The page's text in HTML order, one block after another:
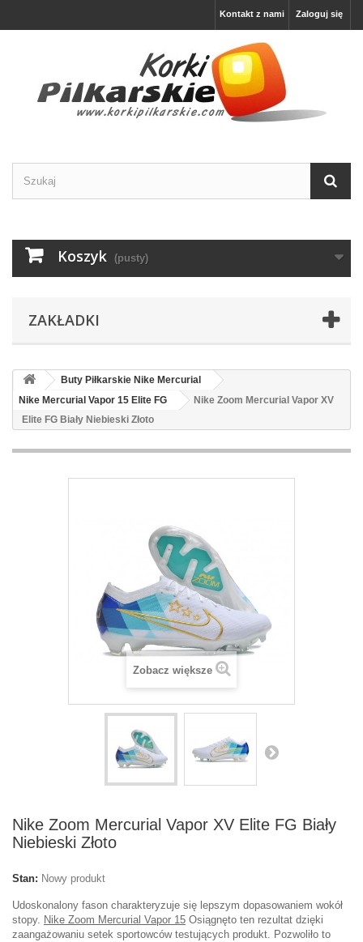
Zaloguj się
Kontakt z nami
Koszyk (pusty)
ZAKŁADKI
Buty Piłkarskie Nike Mercurial
Nike Mercurial Vapor 15 Elite FG
Nike Zoom Mercurial Vapor XV
Elite FG Biały Niebieski Złoto
Zobacz większe
Nike Zoom Mercurial Vapor XV Elite FG Biały
Niebieski Złoto
Stan: Nowy produkt
Udoskonalony fason charakteryzuje się lepszym dopasowaniem wokół
stopy. Nike Zoom Mercurial Vapor 15 Osiągnęto ten rezultat dzięki
zaangażowaniu setek sportowców testujących produkt. Pozwoliło to